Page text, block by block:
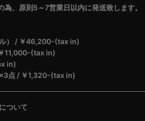
、原則5～7営業日以内に発送致します。
） / ￥46,200-(tax in)
11,000-(tax in)
in)
点 / ￥1,320-(tax in)
ついて